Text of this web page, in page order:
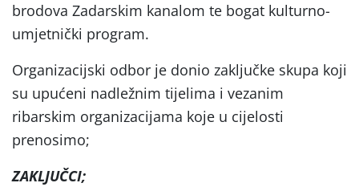
brodova Zadarskim kanalom te bogat kulturno-
umjetnički program.
Organizacijski odbor je donio zaključke skupa koji
su upućeni nadležnim tijelima i vezanim
ribarskim organizacijama koje u cijelosti
prenosimo;
ZAKLJUČCI;